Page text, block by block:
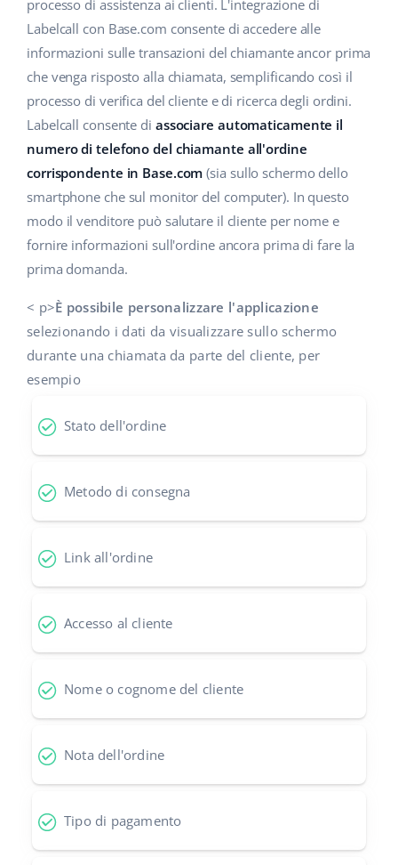
Gestione Spedizioni
Workflow Automation
Base Connect
AI per l'e-commerce
Casa e giardino
Prodotti per bambini
Elettronica
Automotive
Food&Grocery
Salute e bellezza
Moda
Centro Assistenza
Academy
Audit dell'account
Altro
Calcolatore dei vantaggi
Contatto
english (GB)
english (IN)
čeština
deutsch
Ελληνικά
español (AR)
español (MX)
Italiano
polski
中文
processo di assistenza ai clienti. L'integrazione di
Labelcall con Base.com consente di accedere alle
informazioni sulle transazioni del chiamante ancor prima
che venga risposto alla chiamata, semplificando così il
processo di verifica del cliente e di ricerca degli ordini.
Labelcall consente di associare automaticamente il
numero di telefono del chiamante all'ordine
corrispondente in Base.com (sia sullo schermo dello
smartphone che sul monitor del computer). In questo
modo il venditore può salutare il cliente per nome e
fornire informazioni sull'ordine ancora prima di fare la
prima domanda.
< p>È possibile personalizzare l'applicazione
selezionando i dati da visualizzare sullo schermo
durante una chiamata da parte del cliente, per
esempio
Stato dell'ordine
Metodo di consegna
Link all'ordine
Accesso al cliente
Nome o cognome del cliente
Nota dell'ordine
Tipo di pagamento